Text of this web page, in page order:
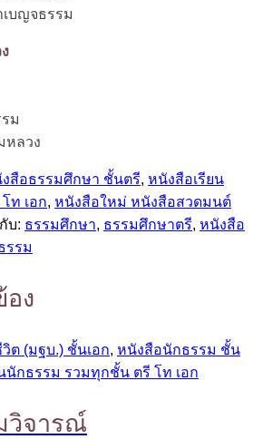
บญจธรรม
ม
หลวง
สือธรรมศึกษา ชั้นตรี, หนังสือเรียน
ท เอก, หนังสือใหม่ หนังสือสวดมนต์
บ: ธรรมศึกษา, ธรรมศึกษาตรี, หนังสือ
รรม
อง
ต (มฐบ.) ชั้นเอก, หนังสือนักธรรม ชั้น
นักธรรม รวมทุกชั้น ตรี โท เอก
วิจารณ์